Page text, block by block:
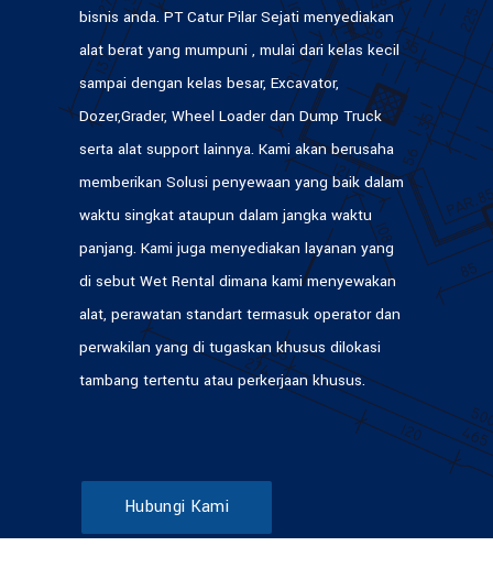
bisnis anda. PT Catur Pilar Sejati menyediakan
alat berat yang mumpuni , mulai dari kelas kecil
sampai dengan kelas besar, Excavator,
Dozer,Grader, Wheel Loader dan Dump Truck
serta alat support lainnya. Kami akan berusaha
memberikan Solusi penyewaan yang baik dalam
waktu singkat ataupun dalam jangka waktu
panjang. Kami juga menyediakan layanan yang
di sebut Wet Rental dimana kami menyewakan
alat, perawatan standart termasuk operator dan
perwakilan yang di tugaskan khusus dilokasi
tambang tertentu atau perkerjaan khusus.
Hubungi Kami